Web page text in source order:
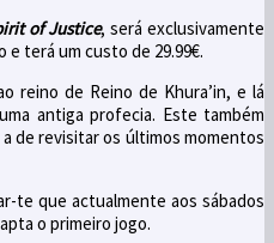
of Justice, será exclusivamente
e terá um custo de 29.99€.
reino de Reino de Khura’in, e lá
antiga profecia. Este também
de revisitar os últimos momentos
te que actualmente aos sábados
o primeiro jogo.